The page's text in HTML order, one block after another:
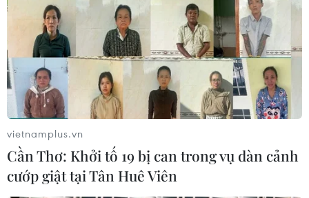
90 người thiệt mạng trong khủng
hoảng di cư tại Ceuta
02/08/2026 23:08
Giao tranh tại Sudan leo thang, hàng
chục dân thường thương vong
31/07/2026 11:24
vietnamplus.vn
Cần Thơ: Khởi tố 19 bị can trong vụ dàn cảnh
cướp giật tại Tân Huê Viên